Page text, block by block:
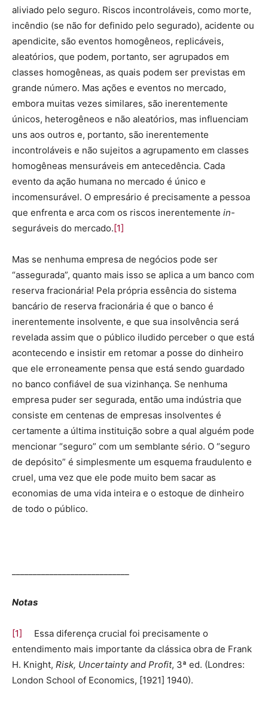
aliviado pelo seguro. Riscos incontroláveis, como morte,
incêndio (se não for definido pelo segurado), acidente ou
apendicite, são eventos homogêneos, replicáveis,
aleatórios, que podem, portanto, ser agrupados em
classes homogêneas, as quais podem ser previstas em
grande número. Mas ações e eventos no mercado,
embora muitas vezes similares, são inerentemente
únicos, heterogêneos e não aleatórios, mas influenciam
uns aos outros e, portanto, são inerentemente
incontroláveis e não sujeitos a agrupamento em classes
homogêneas mensuráveis em antecedência. Cada
evento da ação humana no mercado é único e
incomensurável. O empresário é precisamente a pessoa
que enfrenta e arca com os riscos inerentemente in-
seguráveis do mercado.[1]
Mas se nenhuma empresa de negócios pode ser
“assegurada”, quanto mais isso se aplica a um banco com
reserva fracionária! Pela própria essência do sistema
bancário de reserva fracionária é que o banco é
inerentemente insolvente, e que sua insolvência será
revelada assim que o público iludido perceber o que está
acontecendo e insistir em retomar a posse do dinheiro
que ele erroneamente pensa que está sendo guardado
no banco confiável de sua vizinhança. Se nenhuma
empresa puder ser segurada, então uma indústria que
consiste em centenas de empresas insolventes é
certamente a última instituição sobre a qual alguém pode
mencionar “seguro” com um semblante sério. O “seguro
de depósito” é simplesmente um esquema fraudulento e
cruel, uma vez que ele pode muito bem sacar as
economias de uma vida inteira e o estoque de dinheiro
de todo o público.
Notas
[1] Essa diferença crucial foi precisamente o
entendimento mais importante da clássica obra de Frank
H. Knight, Risk, Uncertainty and Profit, 3ª ed. (Londres:
London School of Economics, [1921] 1940).